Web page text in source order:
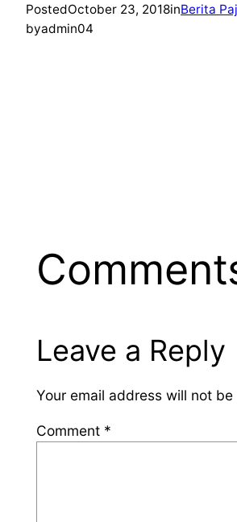
PostedOctober 23, 2018inBerita
byadmin04
Leave a Reply
Your email address will not
Comment *